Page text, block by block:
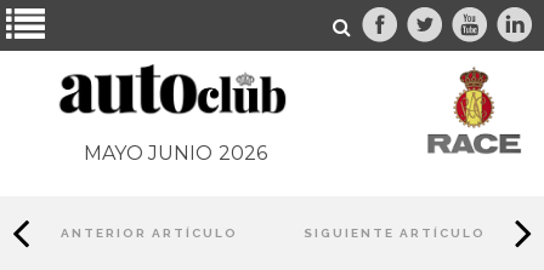
MAYO JUNIO 2026
ANTERIOR ARTÍCULO SIGUIENTE ARTÍCULO